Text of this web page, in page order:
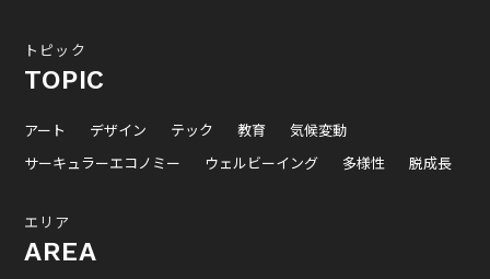
トピック
TOPIC
アート デザイン テック 教育
気候変動
サーキュラーエコノミー
ウェルビーイング 多様性 脱成長
エリア
AREA